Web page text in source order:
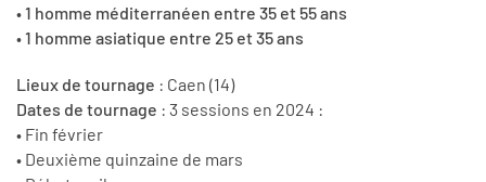
•1 homme méditerranéen entre 35 et 55 ans
•1 homme asiatique entre 25 et 35 ans
Lieux de tournage : Caen (14)
Dates de tournage : 3 sessions en 2024 :
• Fin février
• Deuxième quinzaine de mars